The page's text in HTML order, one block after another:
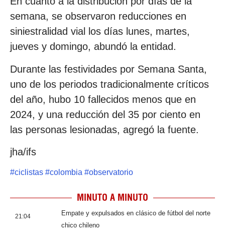
semana, se observaron reducciones en
siniestralidad vial los días lunes, martes,
jueves y domingo, abundó la entidad.
Durante las festividades por Semana Santa,
uno de los periodos tradicionalmente críticos
del año, hubo 10 fallecidos menos que en
2024, y una reducción del 35 por ciento en
las personas lesionadas, agregó la fuente.
jha/ifs
#ciclistas #colombia #observatorio
MINUTO A MINUTO
21:04
Empate y expulsados en clásico de fútbol del norte
chico chileno